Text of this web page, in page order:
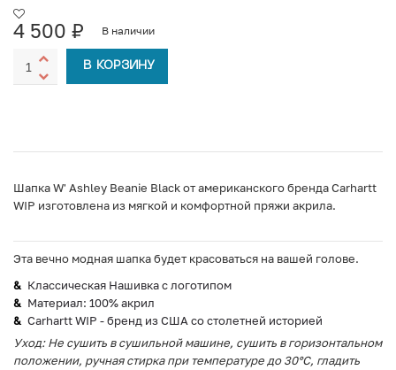
4 500 ₽ В наличии
В КОРЗИНУ
Шапка W' Ashley Beanie Black от американского бренда Carhartt
WIP изготовлена из мягкой и комфортной пряжи акрила.
Эта вечно модная шапка будет красоваться на вашей голове.
Классическая Нашивка с логотипом
Материал: 100% акрил
Carhartt WIP - бренд из США со столетней историей
Уход: Не сушить в сушильной машине, сушить в горизонтальном
положении, ручная стирка при температуре до 30°C, гладить